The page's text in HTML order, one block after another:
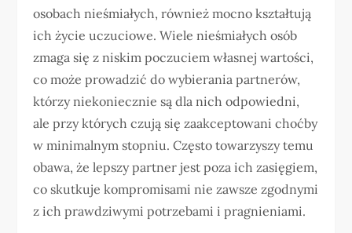
osobach nieśmiałych, również mocno kształtują
ich życie uczuciowe. Wiele nieśmiałych osób
zmaga się z niskim poczuciem własnej wartości,
co może prowadzić do wybierania partnerów,
którzy niekoniecznie są dla nich odpowiedni,
ale przy których czują się zaakceptowani choćby
w minimalnym stopniu. Często towarzyszy temu
obawa, że lepszy partner jest poza ich zasięgiem,
co skutkuje kompromisami nie zawsze zgodnymi
z ich prawdziwymi potrzebami i pragnieniami.